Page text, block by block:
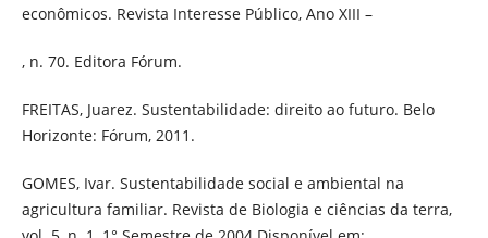
econômicos. Revista Interesse Público, Ano XIII –
, n. 70. Editora Fórum.
FREITAS, Juarez. Sustentabilidade: direito ao futuro. Belo
Horizonte: Fórum, 2011.
GOMES, Ivar. Sustentabilidade social e ambiental na
agricultura familiar. Revista de Biologia e ciências da terra,